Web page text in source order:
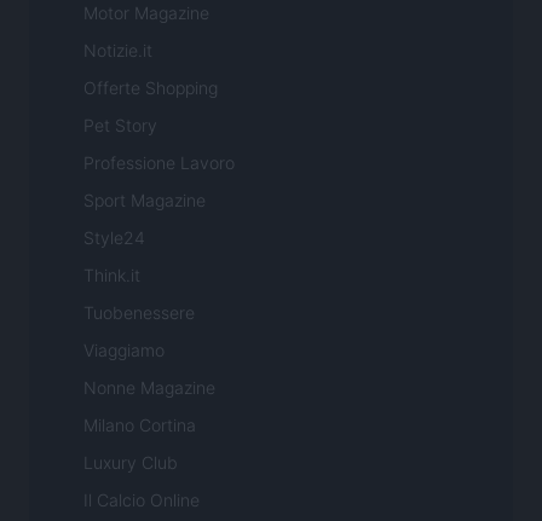
Motor Magazine
Notizie.it
Offerte Shopping
Pet Story
Professione Lavoro
Sport Magazine
Style24
Think.it
Tuobenessere
Viaggiamo
Nonne Magazine
Milano Cortina
Luxury Club
Il Calcio Online